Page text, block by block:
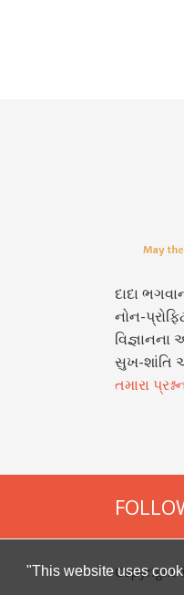
"This website uses
દાદા
નોન-
વિજ્ઞાનના
સુખ-શાંતિ
તમારા